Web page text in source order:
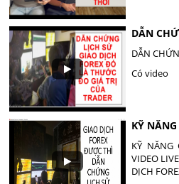
DẪN
DẪN
Có video
KỸ
KỸ
VIDEO
DỊCH